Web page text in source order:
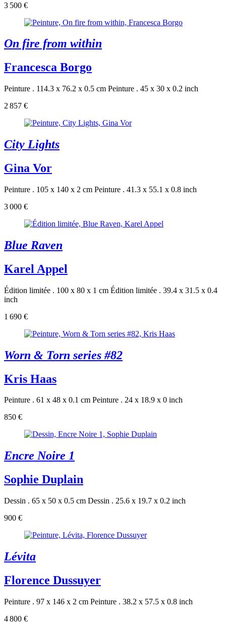
3 500 €
On fire from within
Francesca Borgo
Peinture . 114.3 x 76.2 x 0.5 cm Peinture . 45 x 30 x 0.2 inch
2 857 €
City Lights
Gina Vor
Peinture . 105 x 140 x 2 cm Peinture . 41.3 x 55.1 x 0.8 inch
3 000 €
Blue Raven
Karel Appel
Édition limitée . 100 x 80 x 1 cm Édition limitée . 39.4 x 31.5 x 0.4
inch
1 690 €
Worn & Torn series #82
Kris Haas
Peinture . 61 x 48 x 0.1 cm Peinture . 24 x 18.9 x 0 inch
850 €
Encre Noire 1
Sophie Duplain
Dessin . 65 x 50 x 0.5 cm Dessin . 25.6 x 19.7 x 0.2 inch
900 €
Lévita
Florence Dussuyer
Peinture . 97 x 146 x 2 cm Peinture . 38.2 x 57.5 x 0.8 inch
4 800 €